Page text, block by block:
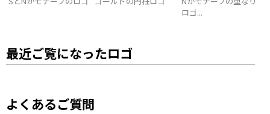
ロゴ...
最近ご覧になったロゴ
よくあるご質問